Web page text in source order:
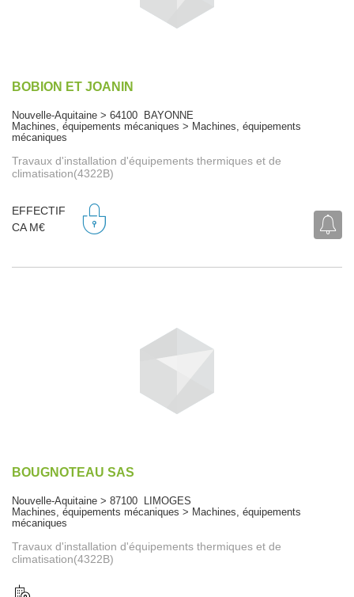
BOBION ET JOANIN
Nouvelle-Aquitaine > 64100 BAYONNE
Machines, équipements mécaniques > Machines, équipements
mécaniques
Travaux d'installation d'équipements thermiques et de
climatisation(4322B)
EFFECTIF
CA M€
BOUGNOTEAU SAS
Nouvelle-Aquitaine > 87100 LIMOGES
Machines, équipements mécaniques > Machines, équipements
mécaniques
Travaux d'installation d'équipements thermiques et de
climatisation(4322B)